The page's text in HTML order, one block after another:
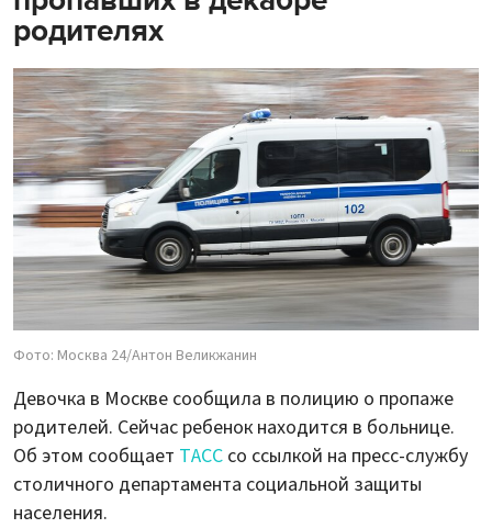
родителях
Фото: Москва 24/Антон Великжанин
Девочка в Москве сообщила в полицию о пропаже
родителей. Сейчас ребенок находится в больнице.
Об этом сообщает ТАСС со ссылкой на пресс-службу
столичного департамента социальной защиты
населения.